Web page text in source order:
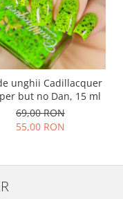
unghii Cadillacquer
but no Dan, 15 ml
69,00 RON
55,00 RON